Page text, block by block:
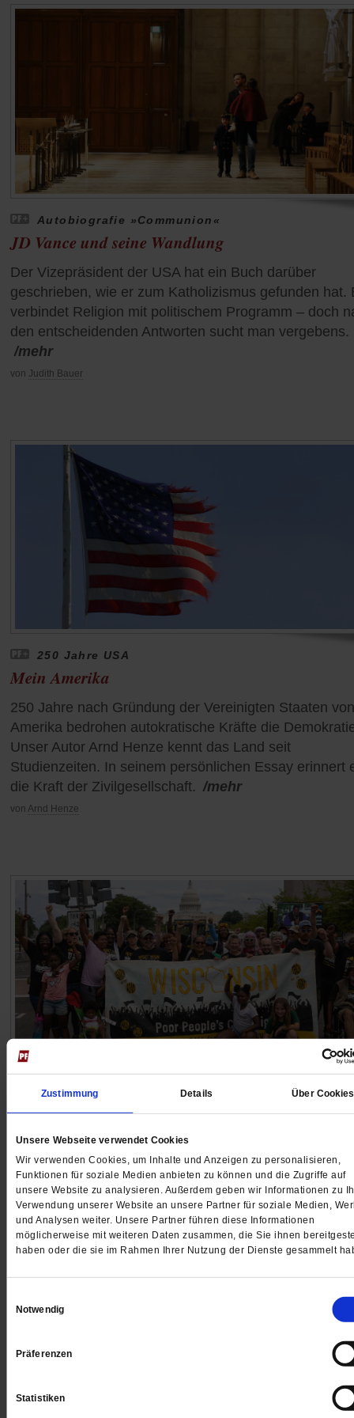
Zustimmung Details Über Cookies
Unsere Webseite verwendet Cookies
Wir verwenden Cookies, um Inhalte und Anzeigen zu personalisieren,
Funktionen für soziale Medien anbieten zu können und die Zugriffe auf
unsere Website zu analysieren. Außerdem geben wir Informationen zu
Verwendung unserer Website an unsere Partner für soziale Medien,
und Analysen weiter. Unsere Partner führen diese Informationen
möglicherweise mit weiteren Daten zusammen, die Sie ihnen
haben oder die sie im Rahmen Ihrer Nutzung der Dienste gesammelt
Notwendig
Präferenzen
Statistiken
Autobiografie »Communion«
JD Vance und seine Wandlung
Der Vizepräsident der USA hat ein Buch darüber
geschrieben, wie er zum Katholizismus gefunden hat.
verbindet Religion mit politischem Programm – doch
den entscheidenden Antworten sucht man vergebens.
/mehr
von Judith Bauer
250 Jahre USA
Mein Amerika
250 Jahre nach Gründung der Vereinigten Staaten von
Amerika bedrohen autokratische Kräfte die
Unser Autor Arnd Henze kennt das Land seit
Studienzeiten. In seinem persönlichen Essay erinnert
die Kraft der Zivilgesellschaft. /mehr
von Arnd Henze
250 Jahre USA
»Ich will die andere Seite Amerikas feiern«
Viele Menschen in den USA leben in Angst, Hille
engagiert sich für sie. Denn Solidarität ist für die
eine uramerikanische Idee. /mehr
vonJudith Bauer,Mathea Willmann